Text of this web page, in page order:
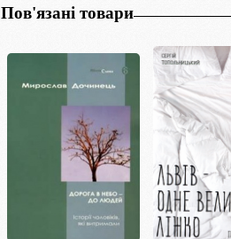
Пов'язані товари